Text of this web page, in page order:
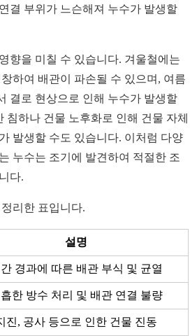
결 부위가 느슨해져 누수가 발생할
향을 미칠 수 있습니다. 겨울철에는
하여 배관이 파손될 수 있으며, 여름
결로 현상으로 인해 누수가 발생할
침하나 건물 노후화로 인해 건물 자체
발생할 수도 있습니다. 이처럼 다양
누수는 조기에 발견하여 적절한 조
다.
리한 표입니다.
설명
경과에 따른 배관 부식 및 균열
한 방수 처리 및 배관 연결 불량
진, 공사 등으로 인한 건물 진동